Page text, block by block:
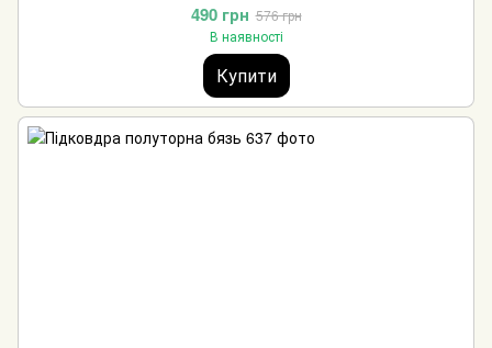
490 грн 576 грн
В наявності
Купити